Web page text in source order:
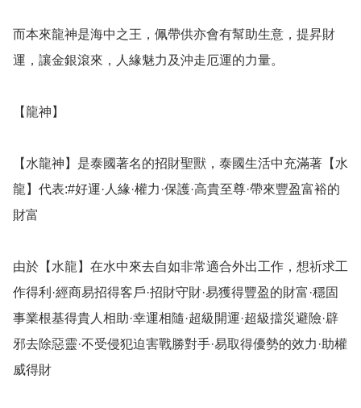
而本來龍神是海中之王，佩帶供亦會有幫助生意，提昇財
運，讓金銀滾來，人緣魅力及沖走厄運的力量。
【龍神】
【水龍神】是泰國著名的招財聖獸，泰國生活中充滿著【水
龍】代表:#好運·人緣·權力·保護·高貴至尊·帶來豐盈富裕的
財富
由於【水龍】在水中來去自如非常適合外出工作，想祈求工
作得利·經商易招得客戶·招財守財·易獲得豐盈的財富·穩固
事業根基得貴人相助·幸運相隨·超級開運·超級擋災避險·辟
邪去除惡靈·不受侵犯迫害戰勝對手·易取得優勢的效力·助權
威得財